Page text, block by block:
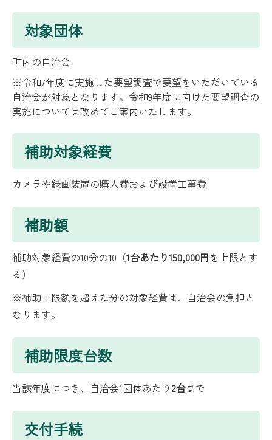
対象団体
町内の自治会
※令和7年度に実施した要望調査で要望をいただいている
自治会が対象となります。令和9年度に向けた要望調査の
実施については改めてご案内いたします。
補助対象経費
カメラや録画装置の購入費および設置工事費
補助額
補助対象経費の10分の10（1台あたり150,000円を上限とす
る）
※補助上限額を超えた分の対象経費は、自治会の負担と
なります。
補助限度台数
当該年度につき、自治会1団体あたり 2台まで
交付手続